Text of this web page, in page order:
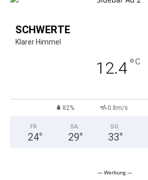
SCHWERTE
Klarer Himmel
12.4°C
82% 0.8m/s
FR.
24°
SA.
29°
SO.
33°
— Werbung —